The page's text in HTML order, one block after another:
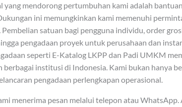
yang mendorong pertumbuhan kami adalah
ini memungkinkan kami memenuhi
Pembelian satuan bagi pengguna individu, order
pengadaan proyek untuk perusahaan dan
seperti E-Katalog LKPP dan Padi UMKM
berbagai institusi di Indonesia. Kami bukan hanya
pengadaan perlengkapan operasional.
menerima pesan melalui telepon atau WhatsApp.